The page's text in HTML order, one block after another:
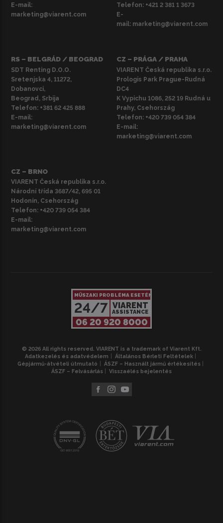
E-mail:
marketing@viarent.com
Telefon: +421 2 381 1 3673
E-
mail: marketing@viarent.com
RS – BELGRÁD / BEOGRAD
SDT Renting D.O.O.
Sretenjska 4, 11272,
Dobanovci,
Beograd, Srbija
Telefon: +381 62 425 888
E-mail:
marketing@viarent.com
CZ – PRÁGA / PRAHA
VIARENT Česká republika s.r.o.
Prologis Park Prague-Rudná
DC4
K Vypichu 1086, 252 19 Rudná u
Prahy, Csehország
Telefon: +420 739 054 384
E-mail:
marketing@viarent.com
CZ – BRNO
VIARENT Česká republika s.r.o.
Národní třída 3687/42, 695 01
Hodonín, Csehország
Telefon: +420 739 054 384
E-mail:
marketing@viarent.com
MŰSZAKI PROBLÉMA ESETÉN
24/7 VIARENT
ASSISTANCE
06 20 920 8000
© 2026 All rights reserved. VIARENT is a trademark of Viarent Kft.
Adatkezelés és adatvédelem
Általános Bérleti Feltételek
Gépjármű-átvételi útmutató
ÁSZF – Használt jármű értékesítés
ÁSZF – Felvásárlás
Visszaélés bejelentés